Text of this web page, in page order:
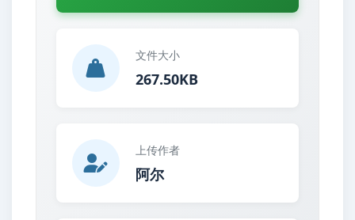
文件大小
267.50KB
上传作者
阿尔